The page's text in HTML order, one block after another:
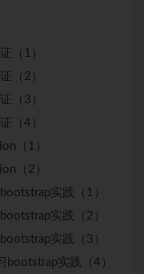
（1）
（2）
（3）
（4）
（1）
（2）
实践（1）
实践（2）
实践（3）
bootstrap实践（4）